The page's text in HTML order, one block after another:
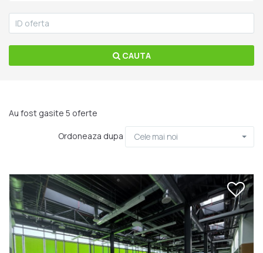
CAUTA
Au fost gasite 5 oferte
Ordoneaza dupa Cele mai noi